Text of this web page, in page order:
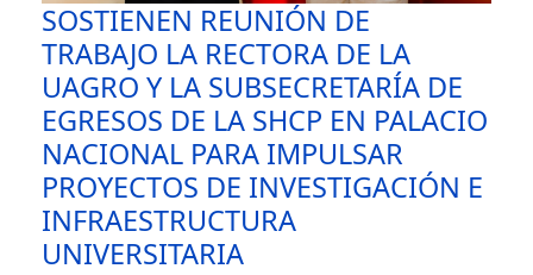
SOSTIENEN REUNIÓN DE
TRABAJO LA RECTORA DE LA
UAGRO Y LA SUBSECRETARÍA DE
EGRESOS DE LA SHCP EN PALACIO
NACIONAL PARA IMPULSAR
PROYECTOS DE INVESTIGACIÓN E
INFRAESTRUCTURA
UNIVERSITARIA